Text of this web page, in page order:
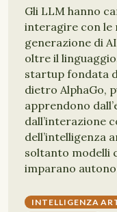
Gli LLM hanno
interagire con le
generazione di
oltre il
startup fondata
dietro AlphaGo,
apprendono
dall’interazione
dell’intelligenza
soltanto modelli
imparano
INTELLIGENZA